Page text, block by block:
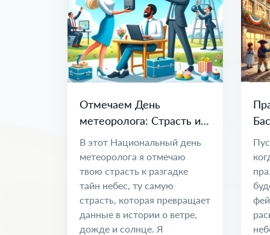
Отмечаем День
метеоролога: Страсть и
наука о климате
В этот Национальный день
метеоролога я отмечаю
твою страсть к разгадке
тайн небес, ту самую
страсть, которая превращает
данные в истории о ветре,
дожде и солнце. Я